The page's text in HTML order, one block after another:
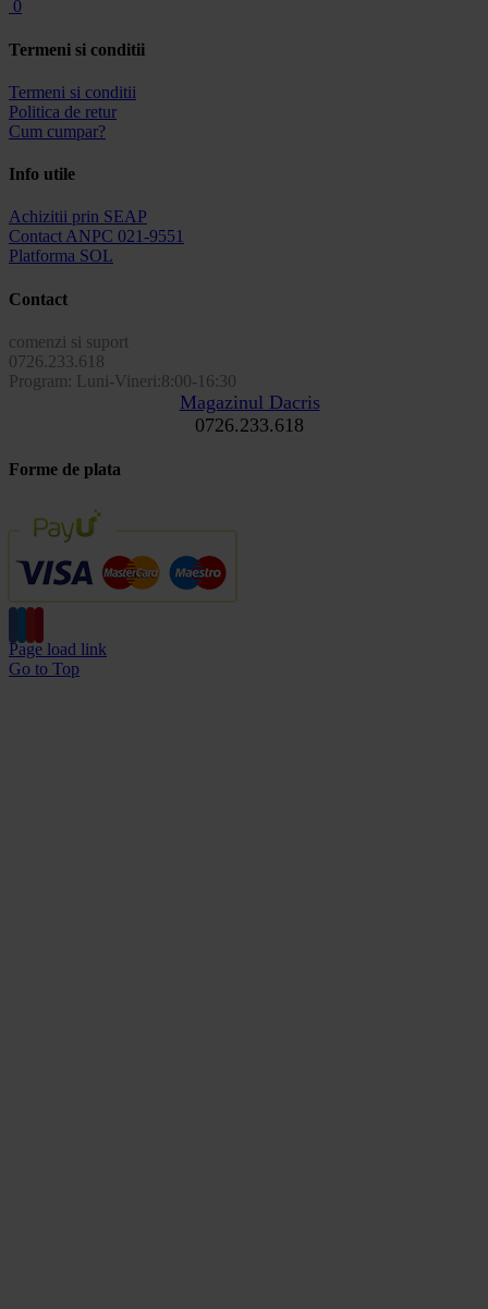
0
Termeni si conditii
Termeni si conditii
Politica de retur
Cum cumpar?
Info utile
Achizitii prin SEAP
Contact ANPC 021-9551
Platforma SOL
Contact
comenzi si suport
0726.233.618
Program: Luni-Vineri:8:00-16:30
Magazinul Dacris
0726.233.618
Forme de plata
Page load link
Go to Top